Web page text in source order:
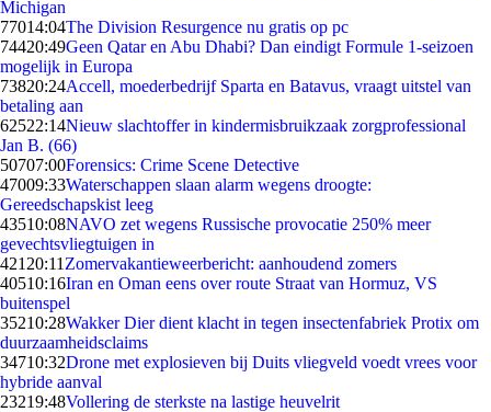
Michigan
77014:04The Division Resurgence nu gratis op pc
74420:49Geen Qatar en Abu Dhabi? Dan eindigt Formule 1-seizoen
mogelijk in Europa
73820:24Accell, moederbedrijf Sparta en Batavus, vraagt uitstel van
betaling aan
62522:14Nieuw slachtoffer in kindermisbruikzaak zorgprofessional
Jan B. (66)
50707:00Forensics: Crime Scene Detective
47009:33Waterschappen slaan alarm wegens droogte:
Gereedschapskist leeg
43510:08NAVO zet wegens Russische provocatie 250% meer
gevechtsvliegtuigen in
421 20:11 Zomervakantieweerbericht: aanhoudend zomers
40510:16Iran en Oman eens over route Straat van Hormuz, VS
buitenspel
35210:28Wakker Dier dient klacht in tegen insectenfabriek Protix om
duurzaamheidsclaims
34710:32Drone met explosieven bij Duits vliegveld voedt vrees voor
hybride aanval
23219:48Vollering de sterkste na lastige heuvelrit